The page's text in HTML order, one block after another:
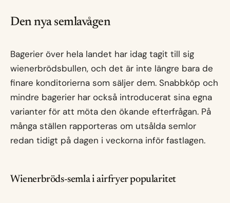
Den nya semlavågen
Bagerier över hela landet har idag tagit till sig
wienerbrödsbullen, och det är inte längre bara de
finare konditorierna som säljer dem. Snabbköp och
mindre bagerier har också introducerat sina egna
varianter för att möta den ökande efterfrågan. På
många ställen rapporteras om utsålda semlor
redan tidigt på dagen i veckorna inför fastlagen.
Wienerbröds-semla i airfryer popularitet